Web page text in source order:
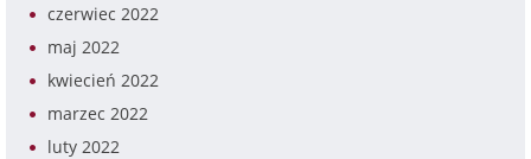
czerwiec 2022
maj 2022
kwiecień 2022
marzec 2022
luty 2022